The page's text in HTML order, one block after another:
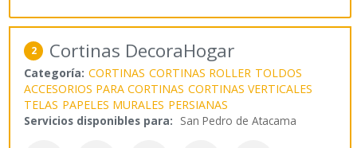
2 Cortinas DecoraHogar
Categoría: CORTINAS CORTINAS ROLLER TOLDOS
ACCESORIOS PARA CORTINAS CORTINAS VERTICALES
TELAS PAPELES MURALES PERSIANAS
Servicios disponibles para: San Pedro de Atacama